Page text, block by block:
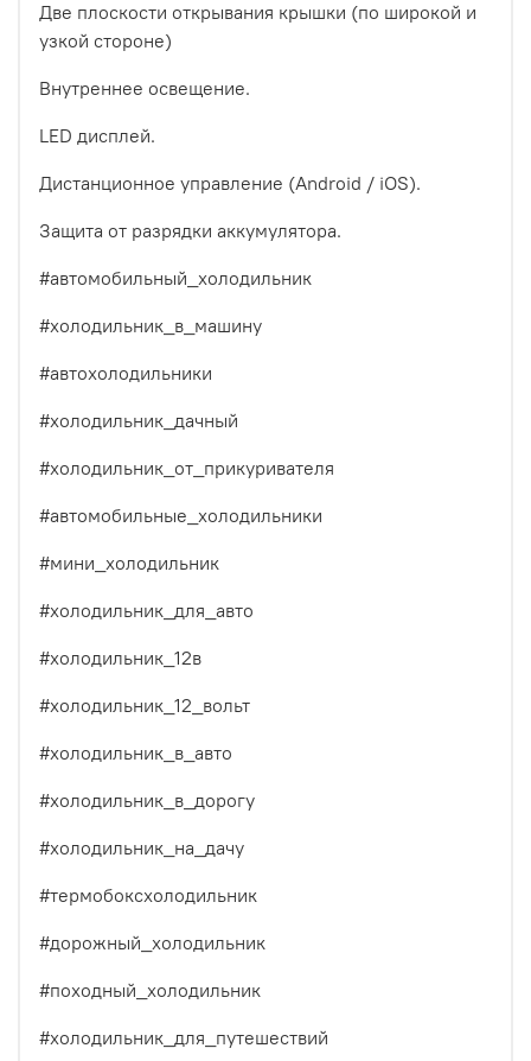
Две плоскости открывания крышки (по широкой и
узкой стороне)
Внутреннее освещение.
LED дисплей.
Дистанционное управление (Android / iOS).
Защита от разрядки аккумулятора.
#автомобильный_холодильник
#холодильник_в_машину
#автохолодильники
#холодильник_дачный
#холодильник_от_прикуривателя
#автомобильные_холодильники
#мини_холодильник
#холодильник_для_авто
#холодильник_12в
#холодильник_12_вольт
#холодильник_в_авто
#холодильник_в_дорогу
#холодильник_на_дачу
#термобоксхолодильник
#дорожный_холодильник
#походный_холодильник
#холодильник_для_путешествий